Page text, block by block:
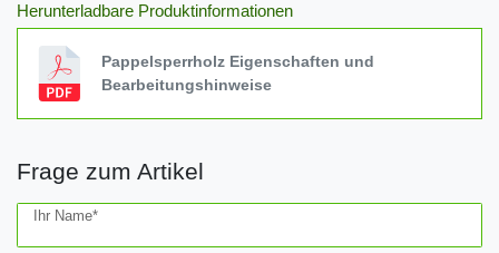
Herunterladbare Produktinformationen
Pappelsperrholz Eigenschaften und
Bearbeitungshinweise
Frage zum Artikel
Ihr Name*
Ceres::Template.mailFormHoneypotLabel